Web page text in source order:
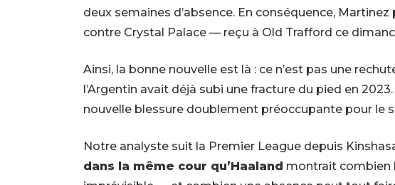
deux semaines d’absence. En conséquence,
contre Crystal Palace — reçu à Old Trafford ce
Ainsi, la bonne nouvelle est là : ce n’est pas une
l’Argentin avait déjà subi une fracture du pied en
nouvelle blessure doublement préoccupante pour le
Notre analyste suit la Premier League depuis
dans la même cour qu’Haaland montrait combien